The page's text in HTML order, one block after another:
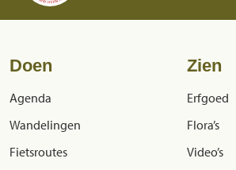
Doen
Agenda
Wandelingen
Fietsroutes
Zien
Erfgoed
Flora’s
Video’s